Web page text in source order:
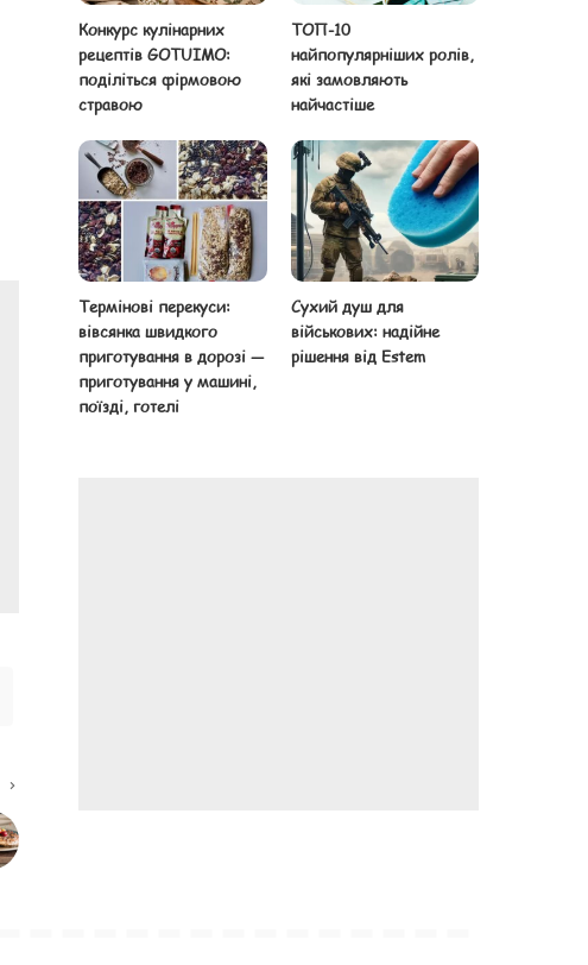
Конкурс кулінарних
рецептів GOTUIMO:
поділіться фірмовою
стравою
ТОП-10
найпопулярніших ролів,
які замовляють
найчастіше
Термінові перекуси:
вівсянка швидкого
приготування в дорозі —
приготування у машині,
поїзді, готелі
Сухий душ для
військових: надійне
рішення від Estem